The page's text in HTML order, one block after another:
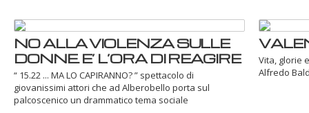
NO ALLA VIOLENZA SULLE
DONNE. E’ L’ORA DI REAGIRE
“ 15.22 ... MA LO CAPIRANNO? ” spettacolo di
giovanissimi attori che ad Alberobello porta sul
palcoscenico un drammatico tema sociale
Vita, glorie
Alfredo